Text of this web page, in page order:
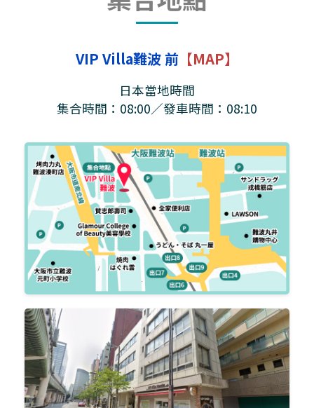
VIP Villa難波 前 【MAP】
日本當地時間
集合時間：08:00／發車時間：08:10